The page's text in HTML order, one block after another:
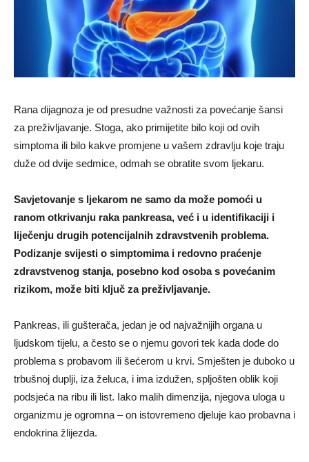
Rana dijagnoza je od presudne važnosti za povećanje šansi
za preživljavanje. Stoga, ako primijetite bilo koji od ovih
simptoma ili bilo kakve promjene u vašem zdravlju koje traju
duže od dvije sedmice, odmah se obratite svom ljekaru.
Savjetovanje s ljekarom ne samo da može pomoći u
ranom otkrivanju raka pankreasa, već i u identifikaciji i
liječenju drugih potencijalnih zdravstvenih problema.
Podizanje svijesti o simptomima i redovno praćenje
zdravstvenog stanja, posebno kod osoba s povećanim
rizikom, može biti ključ za preživljavanje.
Pankreas, ili gušterača, jedan je od najvažnijih organa u
ljudskom tijelu, a često se o njemu govori tek kada dođe do
problema s probavom ili šećerom u krvi. Smješten je duboko u
trbušnoj duplji, iza želuca, i ima izdužen, spljošten oblik koji
podsjeća na ribu ili list. Iako malih dimenzija, njegova uloga u
organizmu je ogromna – on istovremeno djeluje kao probavna i
endokrina žlijezda.